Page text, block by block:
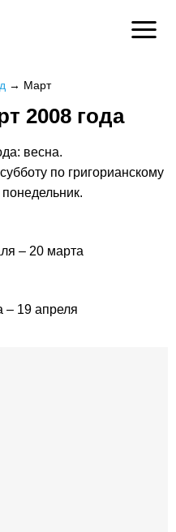
→ Март
2008 года
весна.
по григорианскому
– 20 марта
– 19 апреля